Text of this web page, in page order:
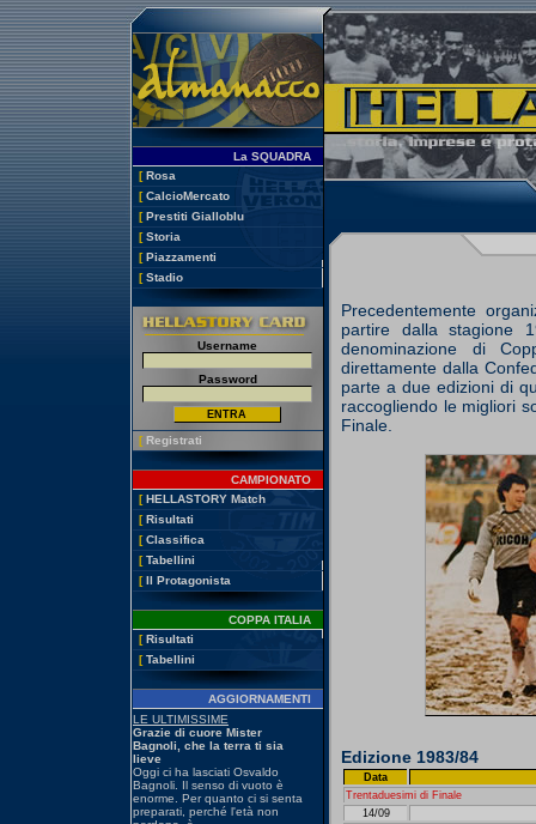
La SQUADRA
[ Rosa
[ CalcioMercato
[ Prestiti Gialloblu
[ Storia
[ Piazzamenti
[ Stadio
Username
Password
[ Registrati
CAMPIONATO
[ HELLASTORY Match
[ Risultati
[ Classifica
[ Tabellini
[ Il Protagonista
COPPA ITALIA
[ Risultati
[ Tabellini
AGGIORNAMENTI
Precedentemente
partire dalla stagione
denominazione di
direttamente dalla
parte a due edizioni di
raccogliendo le migliori
Finale.
Edizione 1983/84
Data
Trentaduesimi di Finale
14/09